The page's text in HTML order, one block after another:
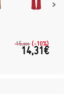
15,90€ (-10%)
14,31€